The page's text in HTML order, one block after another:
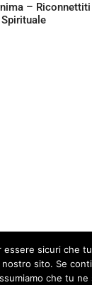
–
essere sicuri che
sito. Se
che tu ne